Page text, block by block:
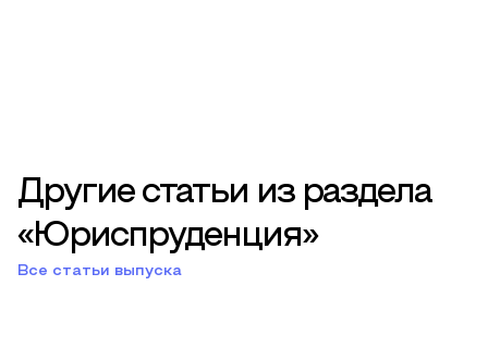
Другие статьи из раздела
«Юриспруденция»
Все статьи выпуска